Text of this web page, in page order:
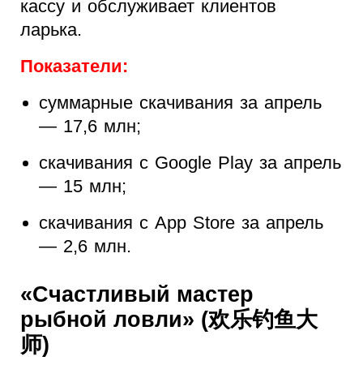
кассу и обслуживает клиентов
ларька.
Показатели:
суммарные скачивания за апрель
— 17,6 млн;
скачивания с Google Play за апрель
— 15 млн;
скачивания с App Store за апрель
— 2,6 млн.
«Счастливый мастер
рыбной ловли» (欢乐钓鱼大
师)